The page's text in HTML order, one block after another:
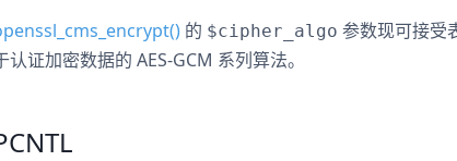
的 $cipher_algo 参数现可接受
认证加密数据的 AES-GCM 系列算法。